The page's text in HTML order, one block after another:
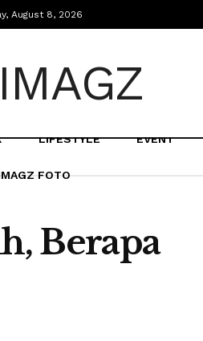
August 8, 2026
LIFESTYLE EVENT
FOTO
Berapa